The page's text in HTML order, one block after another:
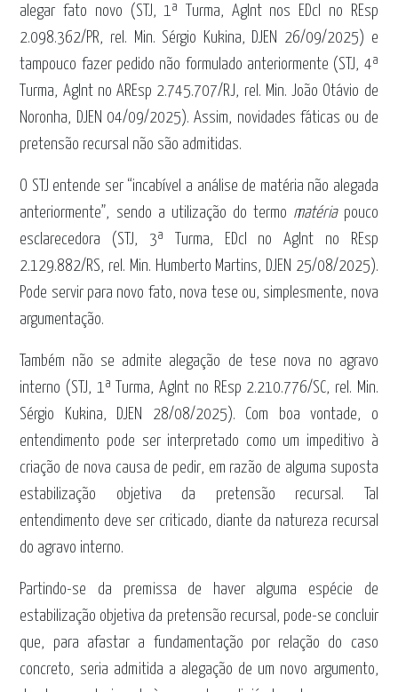
alegar fato novo (STJ, 1ª Turma, AgInt nos EDcl no REsp
2.098.362/PR, rel. Min. Sérgio Kukina, DJEN 26/09/2025) e
tampouco fazer pedido não formulado anteriormente (STJ, 4ª
Turma, AgInt no AREsp 2.745.707/RJ, rel. Min. João Otávio de
Noronha, DJEN 04/09/2025). Assim, novidades fáticas ou de
pretensão recursal não são admitidas.
O STJ entende ser “incabível a análise de matéria não alegada
anteriormente”, sendo a utilização do termo matériapouco
esclarecedora (STJ, 3ª Turma, EDcl no AgInt no REsp
2.129.882/RS, rel. Min. Humberto Martins, DJEN 25/08/2025).
Pode servir para novo fato, nova tese ou, simplesmente, nova
argumentação.
Também não se admite alegação de tese nova no agravo
interno (STJ, 1ª Turma, AgInt no REsp 2.210.776/SC, rel. Min.
Sérgio Kukina, DJEN 28/08/2025). Com boa vontade, o
entendimento pode ser interpretado como um impeditivo à
criação de nova causa de pedir, em razão de alguma suposta
estabilização objetiva da pretensão recursal. Tal
entendimento deve ser criticado, diante da natureza recursal
do agravo interno.
Partindo-se da premissa de haver alguma espécie de
estabilização objetiva da pretensão recursal, pode-se concluir
que, para afastar a fundamentação por relação do caso
concreto, seria admitida a alegação de um novo argumento,